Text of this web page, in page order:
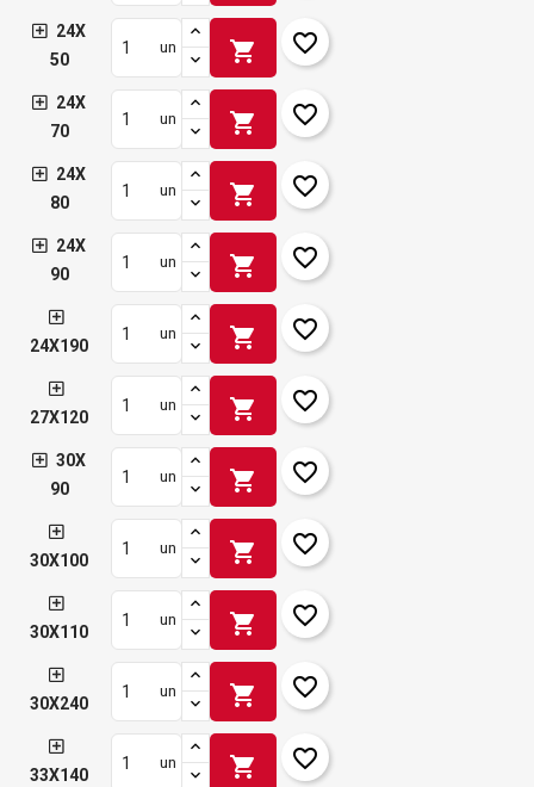
24X
50
un shopping_cart favorite_border
24X
70
un shopping_cart favorite_border
24X
80
un shopping_cart favorite_border
24X
90
un shopping_cart favorite_border
24X190
un shopping_cart favorite_border
27X120
un shopping_cart favorite_border
30X
90
un shopping_cart favorite_border
30X100
un shopping_cart favorite_border
30X110
un shopping_cart favorite_border
30X240
un shopping_cart favorite_border
33X140
un shopping_cart favorite_border